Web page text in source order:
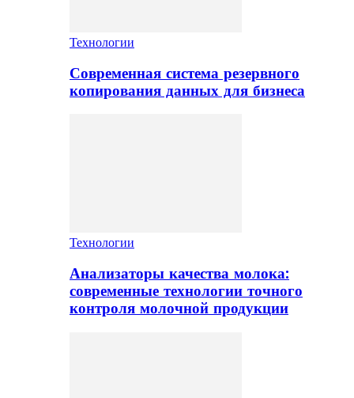
Технологии
Современная система резервного
копирования данных для бизнеса
Технологии
Анализаторы качества молока:
современные технологии точного
контроля молочной продукции